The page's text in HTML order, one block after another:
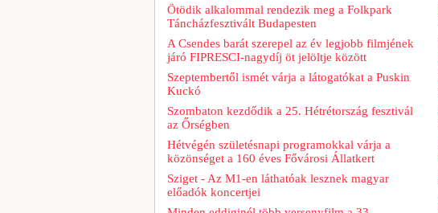
Ötödik alkalommal rendezik meg a Folkpark
Táncházfesztivált Budapesten
A Csendes barát szerepel az év legjobb filmjének
járó FIPRESCI-nagydíj öt jelöltje között
Szeptembertől ismét várja a látogatókat a Puskin
Kuckó
Szombaton kezdődik a 25. Hétrétország fesztivál
az Őrségben
Hétvégén születésnapi programokkal várja a
közönséget a 160 éves Fővárosi Állatkert
Sziget - Az M1-en láthatóak lesznek magyar
előadók koncertjei